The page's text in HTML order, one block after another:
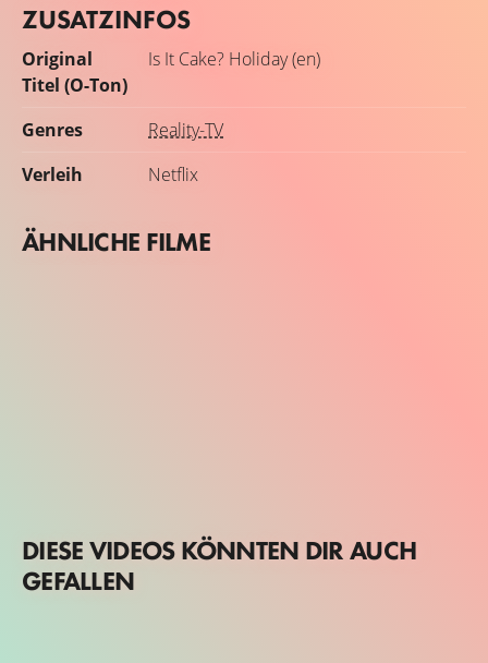
ZUSATZINFOS
Original
Titel (O-Ton)
Is It Cake? Holiday (en)
Genres
Reality-TV
Verleih
Netflix
ÄHNLICHE FILME
DIESE VIDEOS KÖNNTEN DIR AUCH
GEFALLEN